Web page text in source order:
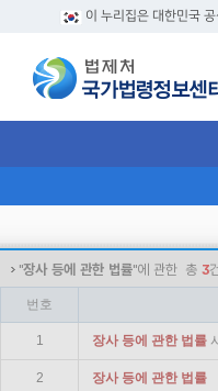
이 누리집은 대한민국
"장사 등에 관한 법률"에 관한 총 3
번호
1 장사 등에 관한 법률
2 장사 등에 관한 법률